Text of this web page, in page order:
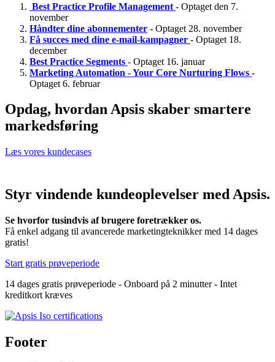
Best Practice Profile Management - Optaget den 7.
november
Håndter dine abonnementer - Optaget 28. november
Få succes med dine e-mail-kampagner - Optaget 18.
december
Best Practice Segments - Optaget 16. januar
Marketing Automation - Your Core Nurturing Flows -
Optaget 6. februar
Opdag, hvordan Apsis skaber smartere
markedsføring
Læs vores kundecases
Styr vindende kundeoplevelser med Apsis.
Se hvorfor tusindvis af brugere foretrækker os.
Få enkel adgang til avancerede marketingteknikker med 14 dages
gratis!
Start gratis prøveperiode
14 dages gratis prøveperiode - Onboard på 2 minutter - Intet
kreditkort kræves
Footer